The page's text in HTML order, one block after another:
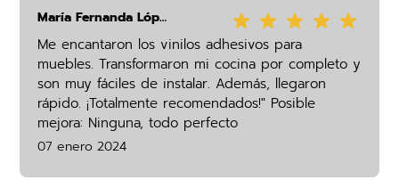
María Fernanda López
Me encantaron los vinilos adhesivos para
muebles. Transformaron mi cocina por completo y
son muy fáciles de instalar. Además, llegaron
rápido. ¡Totalmente recomendados!" Posible
mejora: Ninguna, todo perfecto
07 enero 2024